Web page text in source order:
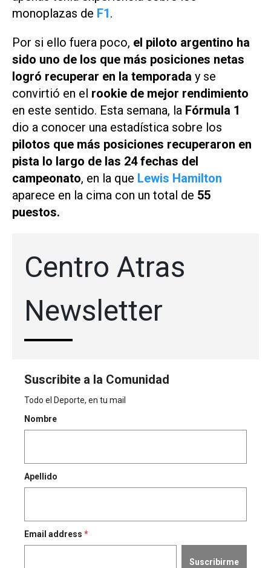
monoplazas de F1.
Por si ello fuera poco, el piloto argentino ha
sido uno de los que más posiciones netas
logró recuperar en la temporada y se
convirtió en el rookie de mejor rendimiento
en este sentido. Esta semana, la Fórmula 1
dio a conocer una estadística sobre los
pilotos que más posiciones recuperaron en
pista lo largo de las 24 fechas del
campeonato, en la que Lewis Hamilton
aparece en la cima con un total de 55
puestos.